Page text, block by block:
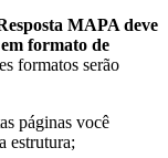
MAPA deve
formato de
formatos serão
páginas você
estrutura;